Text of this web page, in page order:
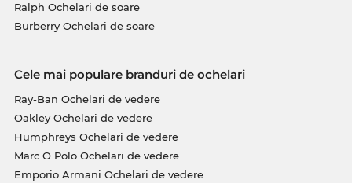
Ralph Ochelari de soare
Burberry Ochelari de soare
Cele mai populare branduri de ochelari
Ray-Ban Ochelari de vedere
Oakley Ochelari de vedere
Humphreys Ochelari de vedere
Marc O Polo Ochelari de vedere
Emporio Armani Ochelari de vedere